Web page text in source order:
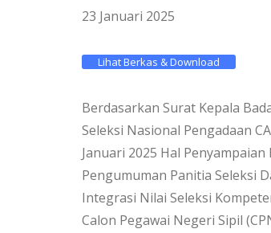
23 Januari 2025
Lihat Berkas & Download
Berdasarkan Surat Kepala
Seleksi Nasional Pengadaan
Januari 2025 Hal
Pengumuman Panitia Seleksi
Integrasi Nilai Seleksi
Calon Pegawai Negeri Sipil